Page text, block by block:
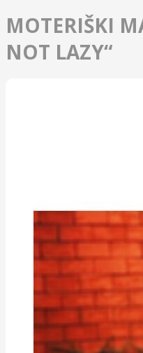
MOTERIŠKI
NOT LAZY“